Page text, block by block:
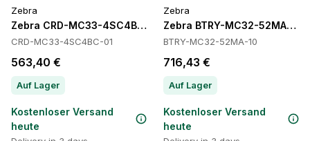
Zebra
Zebra CRD-MC33-4SC4BC-01 Cradles
CRD-MC33-4SC4BC-01
563,40 €
Auf Lager
Kostenloser Versand
heute
Zebra
Zebra BTRY-MC32-52MA-10
BTRY-MC32-52MA-10
716,43 €
Auf Lager
Kostenloser Versand
heute